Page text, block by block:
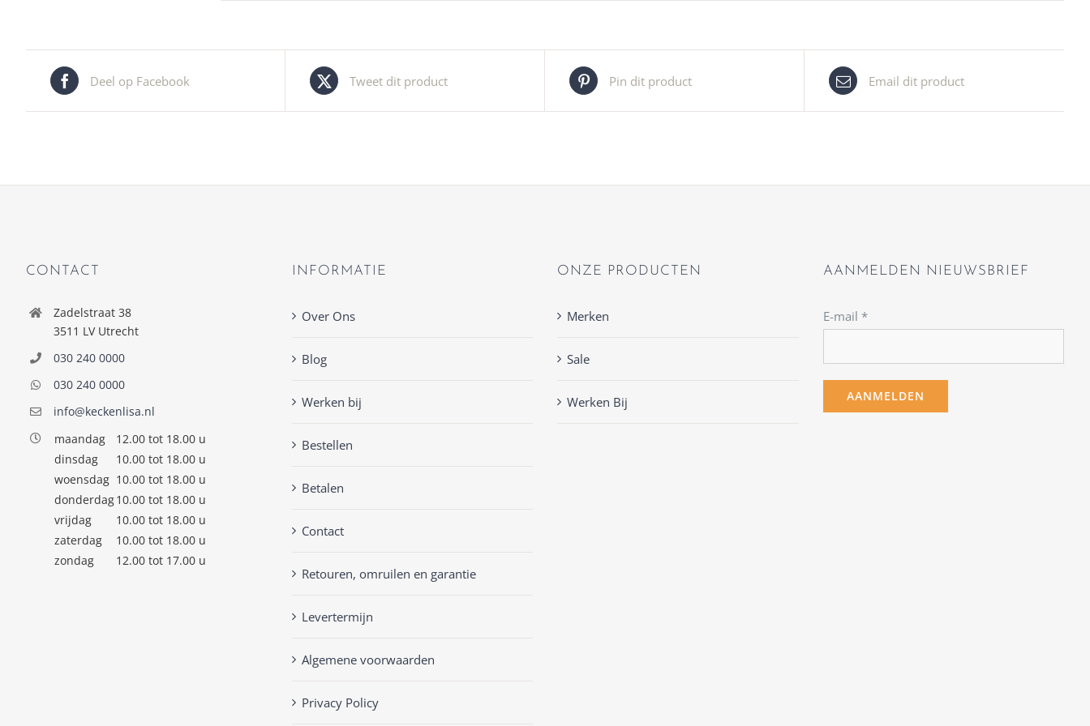
Deel op Facebook Tweet dit product Pin dit product Email dit product
CONTACT
Zadelstraat 38
3511 LV Utrecht
030 240 0000
030 240 0000
info@keckenlisa.nl
maandag
12.00 tot 18.00 u
dinsdag
10.00 tot 18.00 u
woensdag 10.00 tot 18.00 u
donderdag10.00 tot 18.00 u
vrijdag
10.00 tot 18.00 u
zaterdag
10.00 tot 18.00 u
zondag
12.00 tot 17.00 u
INFORMATIE
Over Ons
Blog
Werken bij
Bestellen
Betalen
Contact
Retouren, omruilen en garantie
Levertermijn
Algemene voorwaarden
Privacy Policy
ONZE PRODUCTEN
Merken
Sale
Werken Bij
AANMELDEN NIEUWSBRIEF
E-mail *